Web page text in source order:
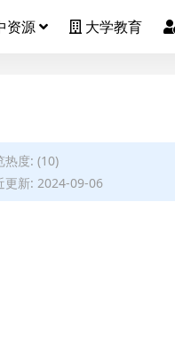
资源 大学教育
热度: (10)
更新: 2024-09-06